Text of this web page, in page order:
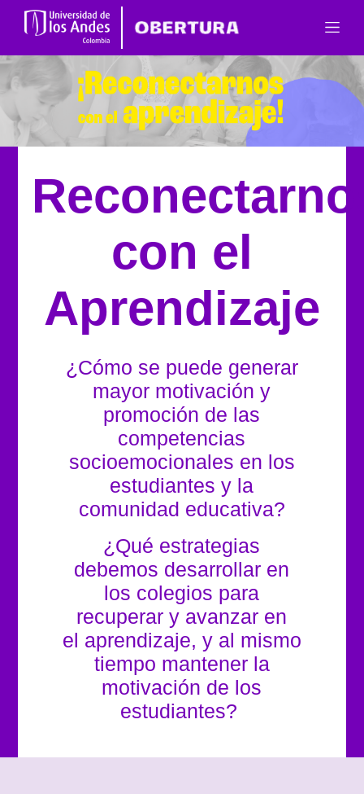
con el
Aprendizaje
¿Cómo se puede generar
mayor motivación y
promoción de las
competencias
socioemocionales en los
estudiantes y la
comunidad educativa?
¿Qué estrategias
debemos desarrollar en
los colegios para
recuperar y avanzar en
el aprendizaje, y al mismo
tiempo mantener la
motivación de los
estudiantes?